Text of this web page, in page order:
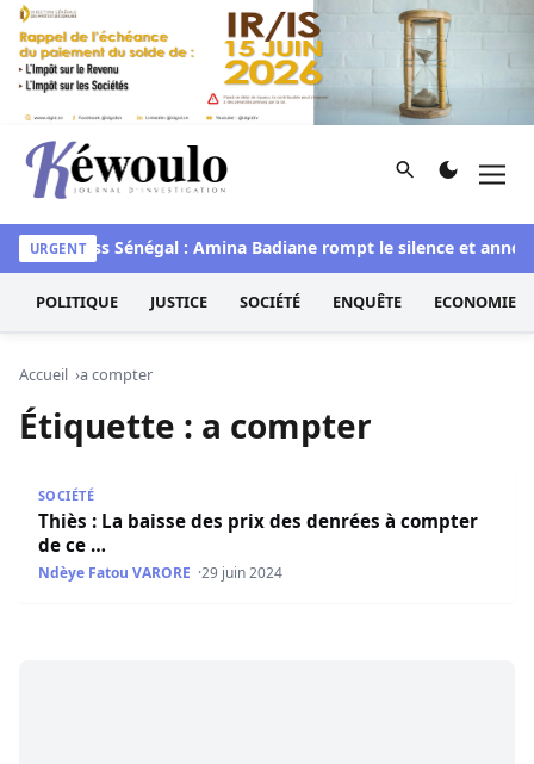
Aller au contenu
Kéwoulo, le premier site d'information et d'investigation
Rechercher
URGENTMiss Sénégal : Amina Badiane rompt le silence et
POLITIQUE JUSTICE SOCIÉTÉ ENQUÊTE ECONOMIE
Accueil a compter
Étiquette : a compter
SOCIÉTÉ
Thiès : La baisse des prix des denrées à compter
de ce …
Ndèye Fatou VARORE 29 juin 2024